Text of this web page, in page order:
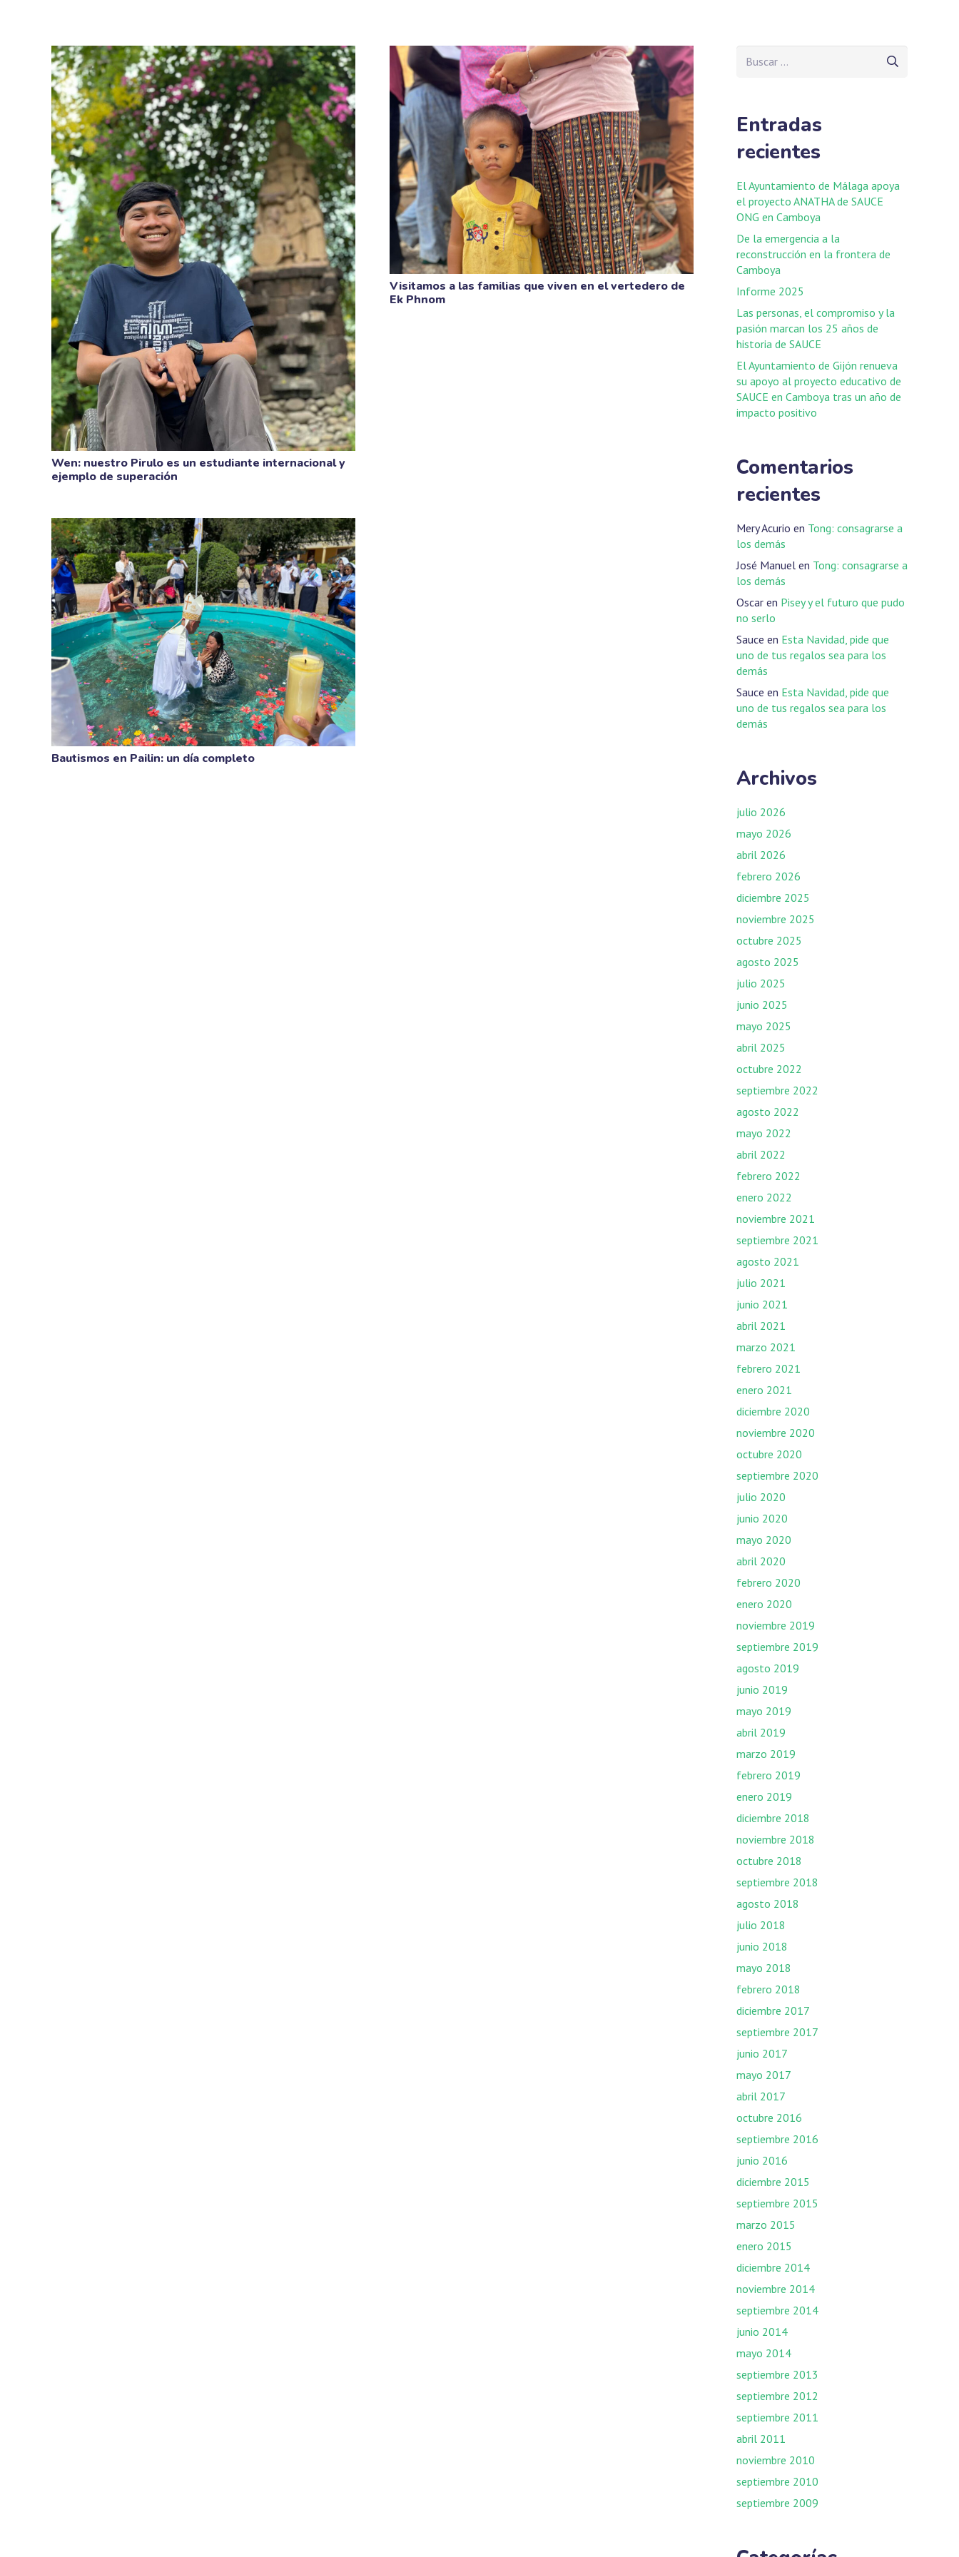
Wen: nuestro Pirulo es un estudiante internacional y
ejemplo de superación
Visitamos a las familias que viven en el vertedero de
Ek Phnom
Bautismos en Pailin: un día completo
Entradas
recientes
El Ayuntamiento de Málaga apoya
el proyecto ANATHA de SAUCE
ONG en Camboya
De la emergencia a la
reconstrucción en la frontera de
Camboya
Informe 2025
Las personas, el compromiso y la
pasión marcan los 25 años de
historia de SAUCE
El Ayuntamiento de Gijón renueva
su apoyo al proyecto educativo de
SAUCE en Camboya tras un año de
impacto positivo
Comentarios
recientes
Mery Acurio en Tong: consagrarse a
los demás
José Manuel en Tong: consagrarse a
los demás
Oscar en Pisey y el futuro que pudo
no serlo
Sauce en Esta Navidad, pide que
uno de tus regalos sea para los
demás
Sauce en Esta Navidad, pide que
uno de tus regalos sea para los
demás
Archivos
julio 2026
mayo 2026
abril 2026
febrero 2026
diciembre 2025
noviembre 2025
octubre 2025
agosto 2025
julio 2025
junio 2025
mayo 2025
abril 2025
octubre 2022
septiembre 2022
agosto 2022
mayo 2022
abril 2022
febrero 2022
enero 2022
noviembre 2021
septiembre 2021
agosto 2021
julio 2021
junio 2021
abril 2021
marzo 2021
febrero 2021
enero 2021
diciembre 2020
noviembre 2020
octubre 2020
septiembre 2020
julio 2020
junio 2020
mayo 2020
abril 2020
febrero 2020
enero 2020
noviembre 2019
septiembre 2019
agosto 2019
junio 2019
mayo 2019
abril 2019
marzo 2019
febrero 2019
enero 2019
diciembre 2018
noviembre 2018
octubre 2018
septiembre 2018
agosto 2018
julio 2018
junio 2018
mayo 2018
febrero 2018
diciembre 2017
septiembre 2017
junio 2017
mayo 2017
abril 2017
octubre 2016
septiembre 2016
junio 2016
diciembre 2015
septiembre 2015
marzo 2015
enero 2015
diciembre 2014
noviembre 2014
septiembre 2014
junio 2014
mayo 2014
septiembre 2013
septiembre 2012
septiembre 2011
abril 2011
noviembre 2010
septiembre 2010
septiembre 2009